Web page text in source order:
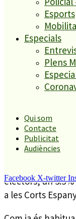
Esports
Especials
Plens
Qui som
Contacte
Publicitat
Audiències
Facebook X-twitter
parlament
confirmació un
programa. La
diputat popular
veïns de PLF.
ICV no ha
Totes les
amb
Per als comicis
electors, un
a les Corts